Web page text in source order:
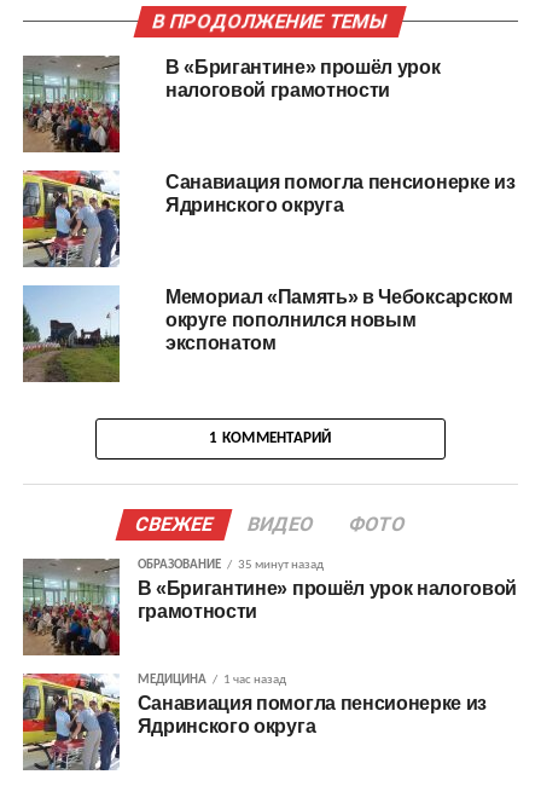
В ПРОДОЛЖЕНИЕ ТЕМЫ
В «Бригантине» прошёл урок
налоговой грамотности
Санавиация помогла пенсионерке из
Ядринского округа
Мемориал «Память» в Чебоксарском
округе пополнился новым
экспонатом
1 КОММЕНТАРИЙ
СВЕЖЕЕ ВИДЕО ФОТО
ОБРАЗОВАНИЕ 35 минут назад
В «Бригантине» прошёл урок налоговой
грамотности
МЕДИЦИНА 1 час назад
Санавиация помогла пенсионерке из
Ядринского округа